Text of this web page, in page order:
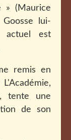
» (Maurice
lui-
actuel est
remis en
tente une
de son